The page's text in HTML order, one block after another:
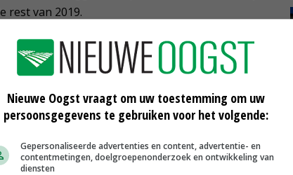
rest van 2019.
Nieuwe Oogst vraagt om uw toestemming om uw
persoonsgegevens te gebruiken voor het volgende:
Gepersonaliseerde advertenties en content, advertentie- en
contentmetingen, doelgroepenonderzoek en ontwikkeling van
diensten